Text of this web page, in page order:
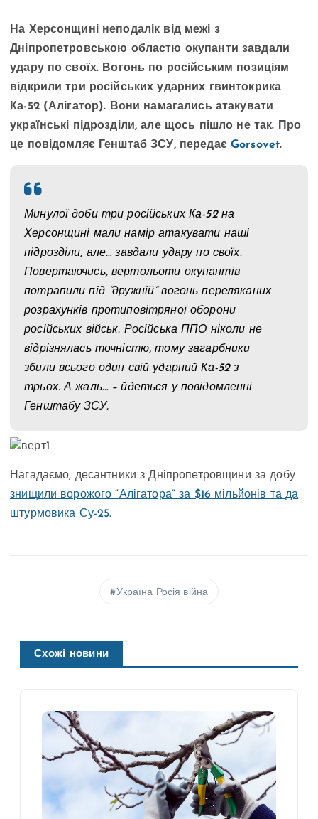
На Херсонщині неподалік від межі з
Дніпропетровською областю окупанти завдали
удару по своїх. Вогонь по російським позиціям
відкрили три російських ударних гвинтокрика
Ка-52 (Алігатор). Вони намагались атакувати
українські підрозділи, але щось пішло не так. Про
це повідомляє Генштаб ЗСУ, передаєGorsovet.
Минулої доби три російських Ка-52 на
Херсонщині мали намір атакувати наші
підрозділи, але… завдали удару по своїх.
Повертаючись, вертольоти окупантів
потрапили під “дружній” вогонь переляканих
розрахунків протиповітряної оборони
російських військ. Російська ППО ніколи не
відрізнялась точністю, тому загарбники
збили всього один свій ударний Ка-52 з
трьох. А жаль… – йдеться у повідомленні
Генштабу ЗСУ.
Нагадаємо, десантники з Дніпропетровщини за добу
знищили ворожого “Алігатора” за $16 мільйонів та да
штурмовика Су-25.
Україна Росія війна
Схожі новини